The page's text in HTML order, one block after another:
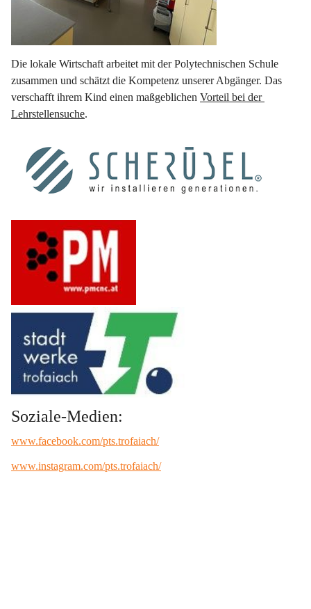
Die lokale Wirtschaft arbeitet mit der Polytechnischen Schule
zusammen und schätzt die Kompetenz unserer Abgänger. Das
verschafft ihrem Kind einen maßgeblichen Vorteil bei der
Lehrstellensuche.
Soziale-Medien:
www.facebook.com/pts.trofaiach/
www.instagram.com/pts.trofaiach/